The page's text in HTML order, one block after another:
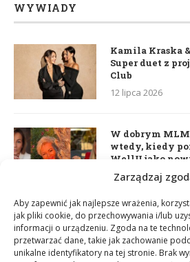
Zarządzaj
Aby zapewnić jak najlepsze wrażenia,
jak pliki cookie, do przechowywania i/lub
informacji o urządzeniu. Zgoda na te
przetwarzać dane, takie jak zachowanie
unikalne identyfikatory na tej stronie. Brak
WYWIADY
Kamila Kraska
Super duet z
Club
12 lipca 2026
W dobrym
wtedy, kiedy
WellU jako
lidera
Daria Dudzik.
17 kwietnia 2026